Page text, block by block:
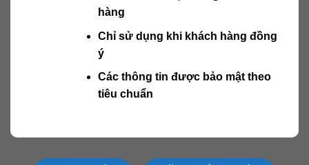
hàng
Chỉ sử dụng khi khách hàng đồng
ý
Các thông tin được bảo mật theo
tiêu chuẩn